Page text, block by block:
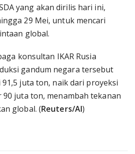
yang akan dirilis hari ini,
29 Mei, untuk mencari
global.
konsultan IKAR Rusia
gandum negara tersebut
91,5 juta ton, naik dari proyeksi
90 juta ton, menambah tekanan
global. (Reuters/AI)